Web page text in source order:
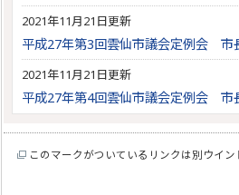
2021年11月21日更新
平成27年第3回雲仙市議会定例会 市
2021年11月21日更新
平成27年第4回雲仙市議会定例会 市
このマークがついているリンクは別ウイン